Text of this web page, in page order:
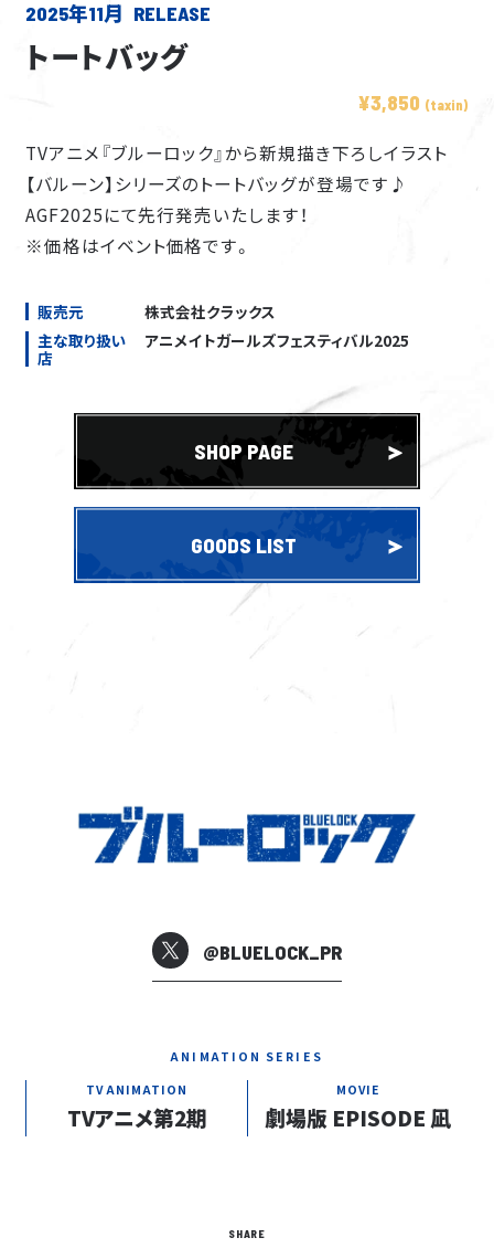
ON AIR
GLOBAL STREAMING
INTRODUCTION
MINI ANIME
Blu-ray
GOODS
2025年11月
¥3,850 (taxin)
トートバッグ
TVアニメ『ブルーロック』から新規描き下ろしイラスト
【バルーン】シリーズのトートバッグが登場です♪
AGF2025にて先行発売いたします！
※価格はイベント価格です。
販売元
株式会社クラックス
主な取り扱い
店
アニメイトガールズフェスティバル2025
SHOP PAGE
GOODS LIST
@BLUELOCK_PR
ANIMATION SERIES
TV ANIMATION
TVアニメ第2期
MOVIE
劇場版 EPISODE 凪
SHARE